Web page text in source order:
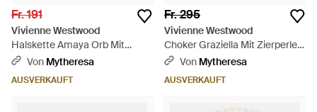
Fr. 191
Vivienne Westwood
Halskette Amaya Orb Mit
Zierperlen - Weiß
Von Mytheresa
AUSVERKAUFT
Fr. 295
Vivienne Westwood
Choker Graziella Mit Zierperlen
- Natur
Von Mytheresa
AUSVERKAUFT